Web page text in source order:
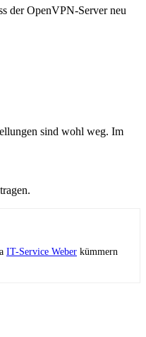
der OpenVPN-Server neu
sind wohl weg. Im
IT-Service Weber kümmern